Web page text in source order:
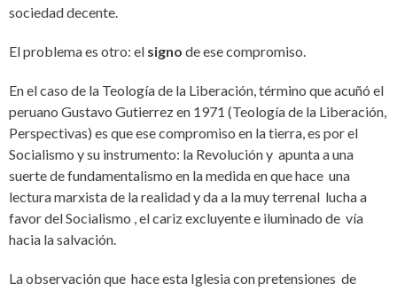
sociedad decente.
El problema es otro: el signo de ese compromiso.
En el caso de la Teología de la Liberación, término que acuñó el
peruano Gustavo Gutierrez en 1971 (Teología de la Liberación,
Perspectivas) es que ese compromiso en la tierra, es por el
Socialismo y su instrumento: la Revolución y apunta a una
suerte de fundamentalismo en la medida en que hace una
lectura marxista de la realidad y da a la muy terrenal lucha a
favor del Socialismo , el cariz excluyente e iluminado de vía
hacia la salvación.
La observación que hace esta Iglesia con pretensiones de